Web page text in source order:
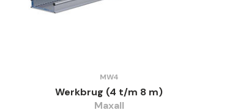
MW4
Werkbrug (4 t/m 8 m)
Maxall